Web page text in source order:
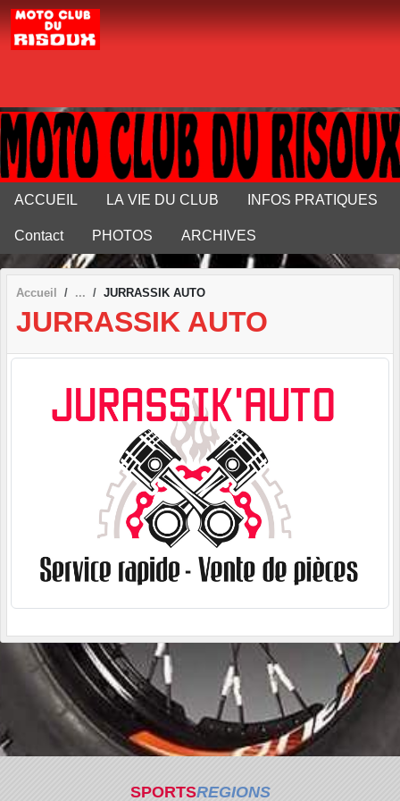
ACCUEIL LA VIE DU CLUB INFOS PRATIQUES
Contact PHOTOS ARCHIVES
Accueil JURRASSIK AUTO
JURRASSIK AUTO
SPORTSREGIONS
Panneau de gestion des cookies